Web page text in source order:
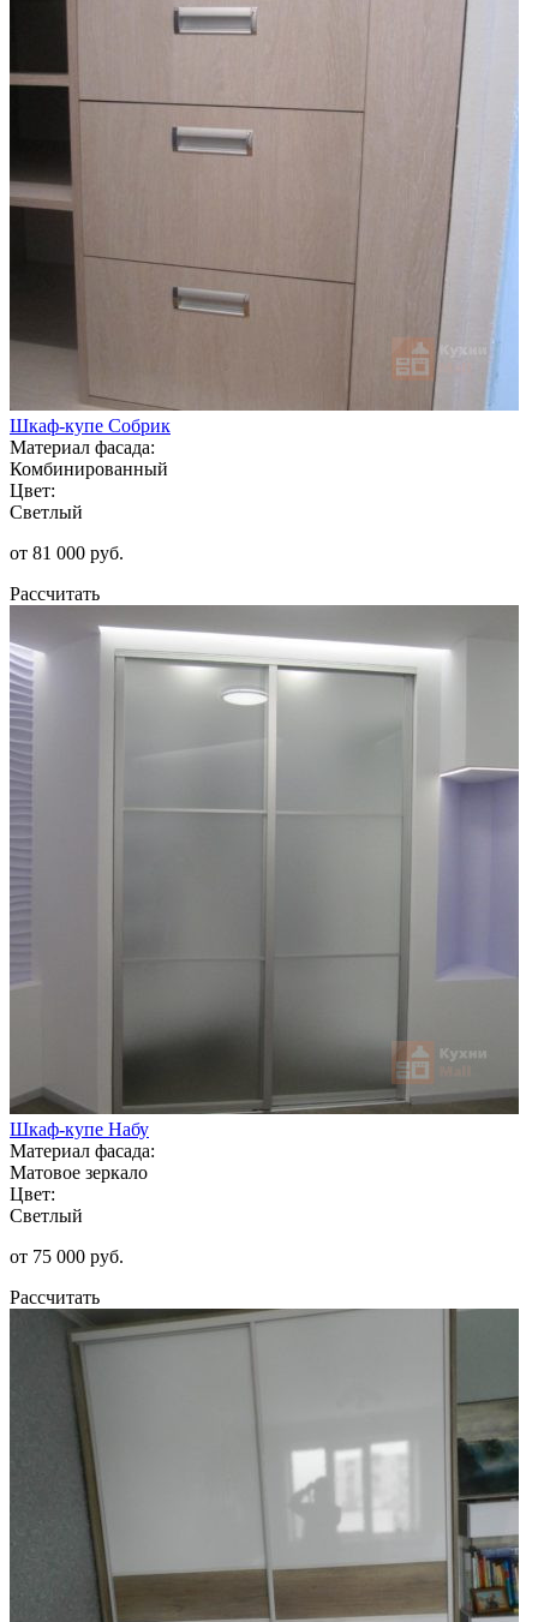
Шкаф-купе Собрик
Материал фасада:
Комбинированный
Цвет:
Светлый
от 81 000 руб.
Рассчитать
Шкаф-купе Набу
Материал фасада:
Матовое зеркало
Цвет:
Светлый
от 75 000 руб.
Рассчитать